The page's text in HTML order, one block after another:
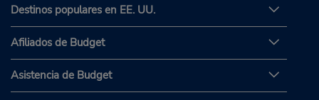
Destinos populares en EE. UU.
Afiliados de Budget
Asistencia de Budget